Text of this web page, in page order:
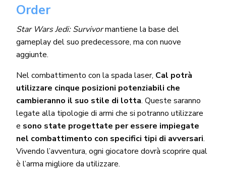
Order
Star Wars Jedi: Survivormantiene la base del
gameplay del suo predecessore, ma con nuove
aggiunte.
Nel combattimento con la spada laser, Cal potrà
utilizzare cinque posizioni potenziabili che
cambieranno il suo stile di lotta. Queste saranno
legate alla tipologie di armi che si potranno utilizzare
e sono state progettate per essere impiegate
nel combattimento con specifici tipi di avversari.
Vivendo l’avventura, ogni giocatore dovrà scoprire qual
è l’arma migliore da utilizzare.